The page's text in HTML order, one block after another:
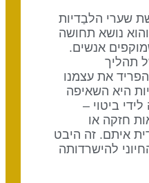
שערי הלבַדיות
12 ו-33), והוא נושא תחושה
אנשים.
תהליך
את עצמנו
היא השאיפה
ביטוי –
חזקה או
איתם. זה היבט
להישרדותה